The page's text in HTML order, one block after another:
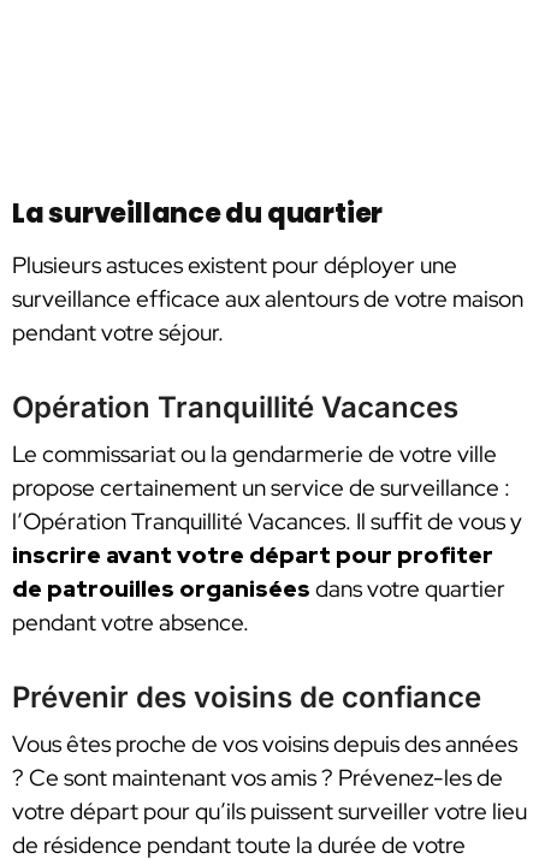
La surveillance du quartier
Plusieurs astuces existent pour déployer une
surveillance efficace aux alentours de votre maison
pendant votre séjour.
Opération Tranquillité Vacances
Le commissariat ou la gendarmerie de votre ville
propose certainement un service de surveillance :
l’Opération Tranquillité Vacances. Il suffit de vous y
inscrire avant votre départ pour profiter
de patrouilles organisées dans votre quartier
pendant votre absence.
Prévenir des voisins de confiance
Vous êtes proche de vos voisins depuis des années
? Ce sont maintenant vos amis ? Prévenez-les de
votre départ pour qu’ils puissent surveiller votre lieu
de résidence pendant toute la durée de votre